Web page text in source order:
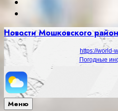
Новости Мошковского
https://world-
Погодные
Меню